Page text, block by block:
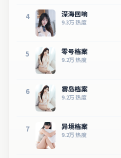
4 深海回响
9.3万热度
5 零号档案
9.2万热度
6 雾岛档案
9.2万热度
7 异境档案
9.2万热度